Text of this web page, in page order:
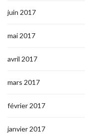
juin 2017
mai 2017
avril 2017
mars 2017
février 2017
janvier 2017